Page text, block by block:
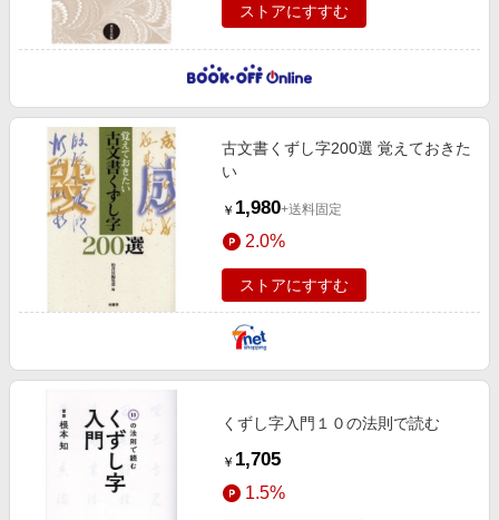
ストアにすすむ
古文書くずし字200選 覚えておきた
い
￥ 1,980+送料固定
2.0%
ストアにすすむ
くずし字入門１０の法則で読む
￥ 1,705
1.5%